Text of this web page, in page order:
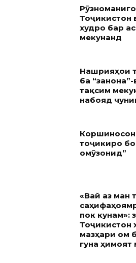
Тоҷикистон
худро бар
мекунанд
Нашрияҳои
ба
тақсим
набояд
тоҷикиро
омӯзонид”
«Вай аз ман
пок кунам»:
Тоҷикистон
мазҳари ом
гуна ҳимоят